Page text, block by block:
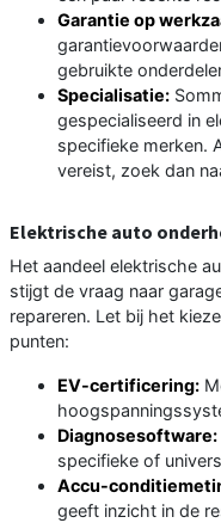
Garantie op
gebruikte
Specialisatie:
gespecialiseerd in
specifieke merken.
vereist, zoek dan
Elektrische auto
Het aandeel elektrische
stijgt de vraag naar
repareren. Let bij het
punten:
EV-certificering:
Diagnosesoftware:
specifieke of
Accu-
geeft inzicht in de